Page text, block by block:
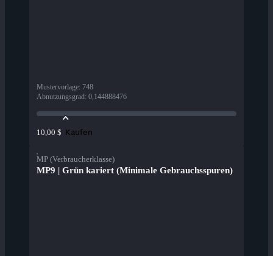
Mustervorlage: 748
Abnutzungsgrad: 0,144888476
10,00 $ Kaufen
MP (Verbraucherklasse)
MP9 | Grün kariert (Minimale Gebrauchsspuren)